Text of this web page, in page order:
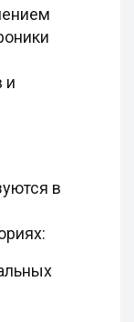
и
в